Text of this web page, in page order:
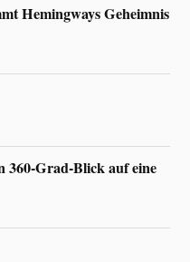
Hemingways Geheimnis
Grad-Blick auf eine